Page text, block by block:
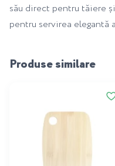
său direct pentru tăiere
pentru servirea elegantă
Produse similare